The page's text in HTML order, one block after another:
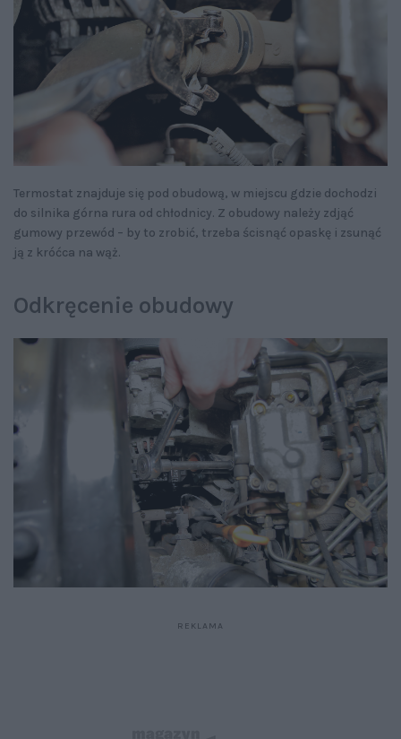
Termostat znajduje się pod obudową, w miejscu gdzie dochodzi
do silnika górna rura od chłodnicy. Z obudowy należy zdjąć
gumowy przewód – by to zrobić, trzeba ścisnąć opaskę i zsunąć
ją z króćca na wąż.
Odkręcenie obudowy